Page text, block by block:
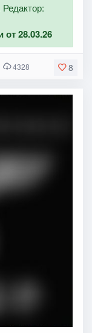
28.03.26
8
4328